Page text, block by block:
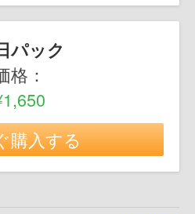
パック
格：
購入する